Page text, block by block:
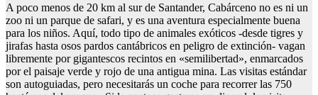
A poco menos de 20 km al sur de Santander, Cabárceno no es ni un
zoo ni un parque de safari, y es una aventura especialmente buena
para los niños. Aquí, todo tipo de animales exóticos -desde tigres y
jirafas hasta osos pardos cantábricos en peligro de extinción- vagan
libremente por gigantescos recintos en «semilibertad», enmarcados
por el paisaje verde y rojo de una antigua mina. Las visitas estándar
son autoguiadas, pero necesitarás un coche para recorrer las 750